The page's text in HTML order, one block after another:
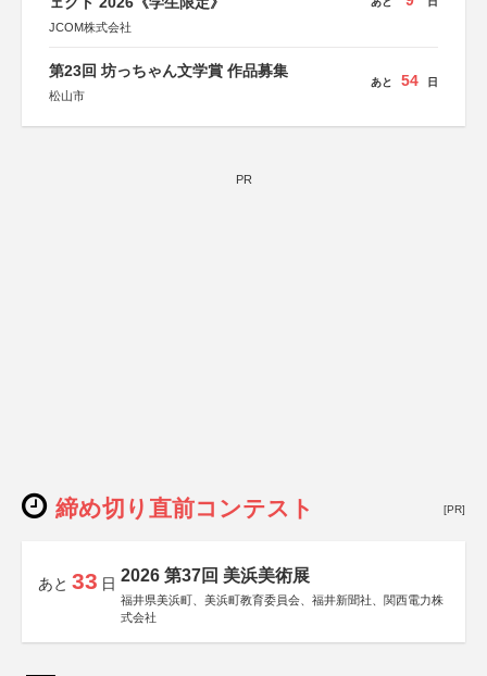
JCOM株式会社
第23回 坊っちゃん文学賞 作品募集
松山市
あと 54 日
PR
締め切り直前コンテスト [PR]
あと 33 日 2026 第37回 美浜美術展
福井県美浜町、美浜町教育委員会、福井新聞社、関西電力株
式会社